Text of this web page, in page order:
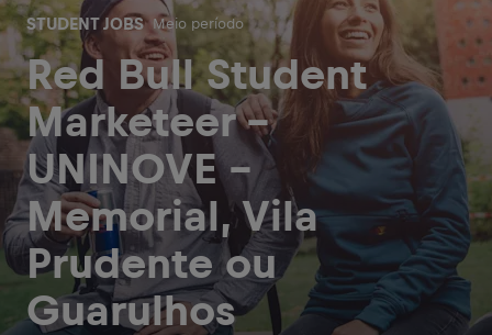
STUDENT JOBS Meio período
Red Bull Student
Marketeer -
UNINOVE -
Memorial, Vila
Prudente ou
Guarulhos